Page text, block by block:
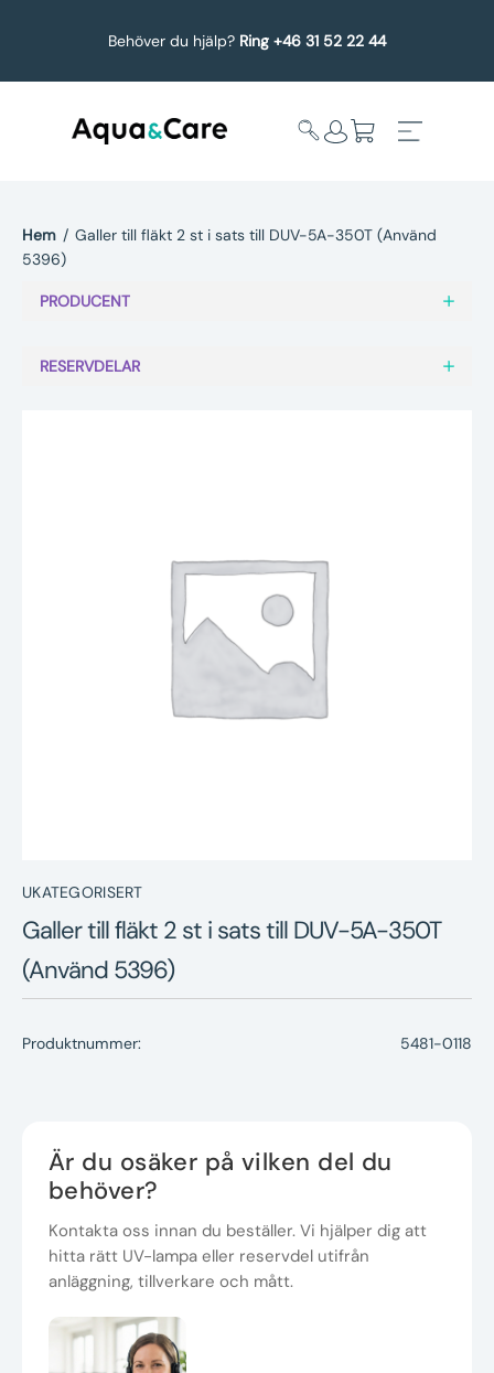
Behöver du hjälp? Ring +46 31 52 22 44
Underhållstips
Kontakt
Hem / Galler till fläkt 2 st i sats till DUV-5A-350T (Använd
5396)
PRODUCENT
RESERVDELAR
UKATEGORISERT
Galler till fläkt 2 st i sats till DUV-5A-350T
(Använd 5396)
Produktnummer: 5481-0118
Är du osäker på vilken del du
behöver?
Kontakta oss innan du beställer. Vi hjälper dig att
hitta rätt UV-lampa eller reservdel utifrån
anläggning, tillverkare och mått.